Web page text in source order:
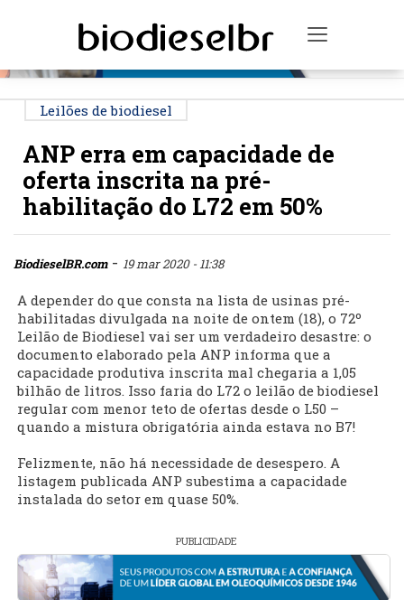
Toggle
Leilões de biodiesel
ANP erra em capacidade de
oferta inscrita na pré-
habilitação do L72 em 50%
BiodieselBR.com- 19 mar 2020 - 11:38
A depender do que consta na lista de usinas pré-
habilitadas divulgada na noite de ontem (18), o 72º
Leilão de Biodiesel vai ser um verdadeiro desastre: o
documento elaborado pela ANP informa que a
capacidade produtiva inscrita mal chegaria a 1,05
bilhão de litros. Isso faria do L72 o leilão de biodiesel
regular com menor teto de ofertas desde o L50 –
quando a mistura obrigatória ainda estava no B7!
Felizmente, não há necessidade de desespero. A
listagem publicada ANP subestima a capacidade
instalada do setor em quase 50%.
PUBLICIDADE